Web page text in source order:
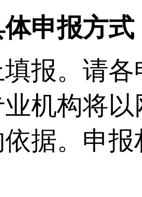
申报方式
填报。请
机构将
据。申